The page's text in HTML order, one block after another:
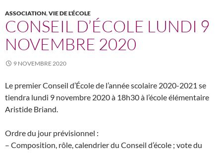
ASSOCIATION,VIE DE L'ÉCOLE
CONSEIL D’ÉCOLE LUNDI 9
NOVEMBRE 2020
9 NOVEMBRE 2020
Le premier Conseil d’École de l’année scolaire 2020-2021 se
tiendra lundi 9 novembre 2020 à 18h30 à l’école élémentaire
Aristide Briand.
Ordre du jour prévisionnel :
– Composition, rôle, calendrier du Conseil d’école ; vote du